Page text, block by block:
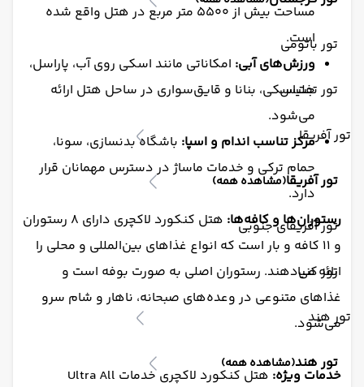
تور باتومی
تور تفلیس
تور آفریقا
تور آفریقا(مشاهده همه)
تور آفریقای جنوبی
تور کنیا
تور هند
تور هند(مشاهده همه)
مساحت بیش از ۵۵۰۰ متر مربع در هتل واقع شده
است.
ورزش‌های آبی: امکاناتی مانند اسکی روی آب، پاراسل،
جت‌اسکی، بنانا و قایق‌سواری در ساحل هتل ارائه
می‌شود.
مرکز تناسب اندام و اسپا: باشگاه بدنسازی، سونا،
حمام ترکی و خدمات ماساژ در دسترس مهمانان قرار
دارد.
رستوران‌ها و کافه‌ها:
هتل کنکورد لاکچری دارای ۸ رستوران
و ۱۱ کافه و بار است که انواع غذاهای بین‌المللی و محلی را
ارائه می‌دهند. رستوران اصلی به صورت بوفه است و
غذاهای متنوعی در وعده‌های صبحانه، ناهار و شام سرو
می‌شود.
خدمات ویژه:
هتل کنکورد لاکچری خدمات Ultra All